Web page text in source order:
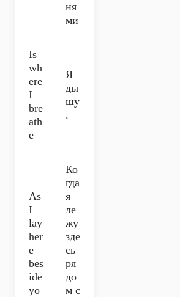
ня
ми
Is
wh
ere
I
bre
ath
e
Я
ды
шу
.
As
I
lay
her
e
bes
ide
yo
Ко
гда
я
ле
жу
зде
сь
ря
до
м с